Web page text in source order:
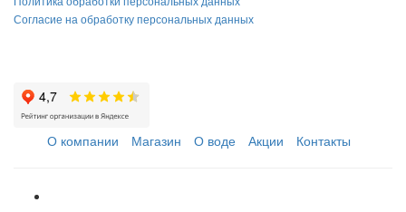
Согласие на обработку персональных данных
О компании Магазин О воде Акции Контакты